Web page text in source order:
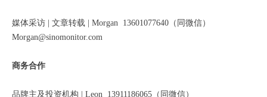
媒体采访 | 文章转载 | Morgan 13601077640（同微信）
Morgan@sinomonitor.com
商务合作
品牌主及投资机构 | Leon 13911186065（同微信）